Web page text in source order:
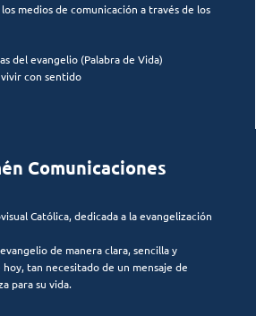
medios de comunicación a través de los
del evangelio (Palabra de Vida)
vivir con sentido
Comunicaciones
Católica, dedicada a la evangelización
de manera clara, sencilla y
tan necesitado de un mensaje de
para su vida.